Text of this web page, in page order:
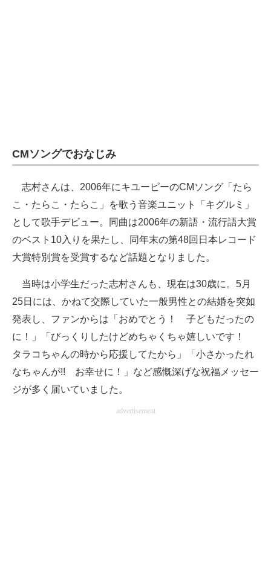
ちょっと気になるネットの話題
CMソングでおなじみ
志村さんは、2006年にキユーピーのCMソング「たら
こ・たらこ・たらこ」を歌う音楽ユニット「キグルミ」
として歌手デビュー。同曲は2006年の新語・流行語大賞
のベスト10入りを果たし、同年末の第48回日本レコード
大賞特別賞を受賞するなど話題となりました。
当時は小学生だった志村さんも、現在は30歳に。5月
25日には、かねて交際していた一般男性との結婚を突如
発表し、ファンからは「おめでとう！ 子どもだったの
に！」「びっくりしたけどめちゃくちゃ嬉しいです！
タラコちゃんの時から応援してたから」「小さかったれ
なちゃんが!! お幸せに！」など感慨深げな祝福メッセー
ジが多く届いていました。
advertisement